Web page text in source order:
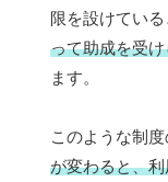
限を設けている
って助成を受
ます。
このような制度
が変わると、